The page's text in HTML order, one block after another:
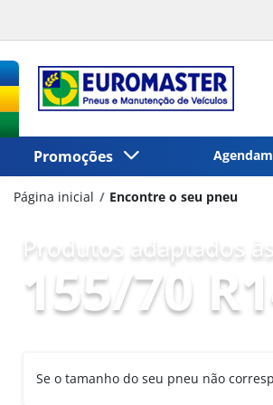
Promoções
Página inicial Encontre o seu pneu
Produtos adaptados
155/70
Se o tamanho do seu pneu não